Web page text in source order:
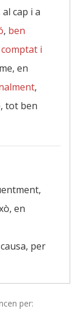
al cap i a
, ben
comptat i
en
,
tot ben
en
per
per: